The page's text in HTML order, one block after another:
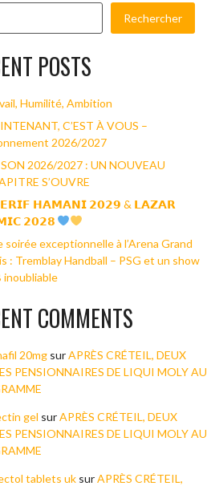
Rechercher
POSTS
Humilité, Ambition
C’EST À VOUS –
2026/2027
2026/2027 : UN NOUVEAU
S’OUVRE
𝗛𝗔𝗠𝗔𝗡𝗜 𝟮𝟬𝟮𝟵 & 𝗟𝗔𝗭𝗔𝗥
𝟮𝟬𝟮𝟴
soirée exceptionnelle à l’Arena Grand
: Tremblay Handball – PSG et un show
inoubliable
COMMENTS
20mg surAPRÈS CRÉTEIL, DEUX
PENSIONNAIRES DE LIQUI MOLY AU
gel surAPRÈS CRÉTEIL, DEUX
PENSIONNAIRES DE LIQUI MOLY AU
tablets uk surAPRÈS CRÉTEIL,